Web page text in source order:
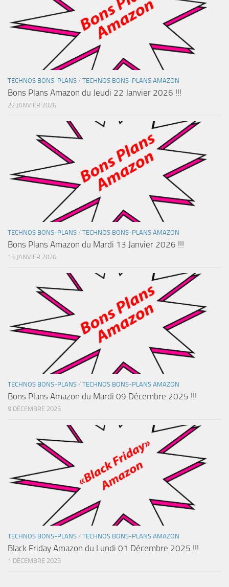
TECHNOS BONS-PLANS / TECHNOS BONS-PLANS AMAZON
Bons Plans Amazon du Jeudi 22 Janvier 2026 !!!
22 JANVIER 2026
TECHNOS BONS-PLANS / TECHNOS BONS-PLANS AMAZON
Bons Plans Amazon du Mardi 13 Janvier 2026 !!!
13 JANVIER 2026
TECHNOS BONS-PLANS / TECHNOS BONS-PLANS AMAZON
Bons Plans Amazon du Mardi 09 Décembre 2025 !!!
9 DÉCEMBRE 2025
TECHNOS BONS-PLANS / TECHNOS BONS-PLANS AMAZON
Black Friday Amazon du Lundi 01 Décembre 2025 !!!
1 DÉCEMBRE 2025